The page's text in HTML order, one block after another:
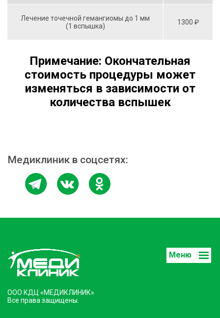
Лечение точечной гемангиомы до 1 мм
(1 вспышка)
1300 ₽
Примечание: Окончательная
стоимость процедуры может
изменяться в зависимости от
количества вспышек
Медиклиник в соцсетях:
ООО КДЦ «МЕДИКЛИНИК»
Все права защищены.
Меню